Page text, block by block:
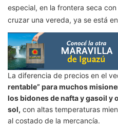
especial, en la frontera seca
cruzar una vereda, ya se está
La diferencia de precios en el
rentable” para muchos
los bidones de nafta y gasoil y
sol, con altas temperaturas
al costado de la mercancía.